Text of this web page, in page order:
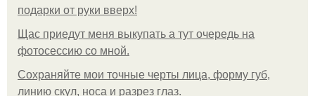
подарки от руки вверх!
Щас приедут меня выкупать а тут очередь на
фотосессию со мной.
Сохраняйте мои точные черты лица, форму губ,
линию скул, носа и разрез глаз.